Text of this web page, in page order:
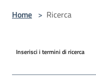
Home > Ricerca
Inserisci i termini di ricerca